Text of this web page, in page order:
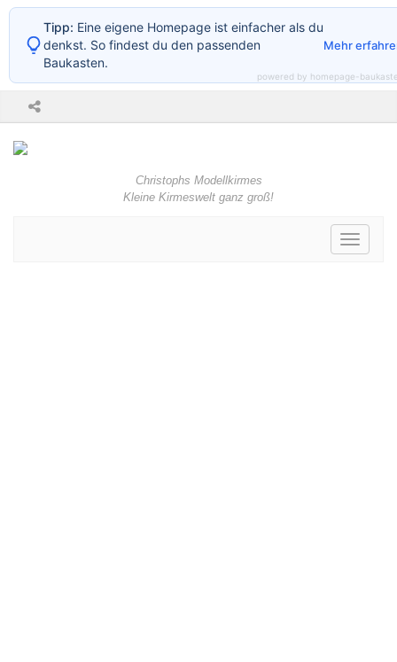
Christophs Modellkirmes
Kleine Kirmeswelt ganz groß!
Toggle
Tipp: Eine eigene Homepage ist einfacher als du
denkst. So findest du den passenden
Baukasten.
Mehr
powered by homepage-